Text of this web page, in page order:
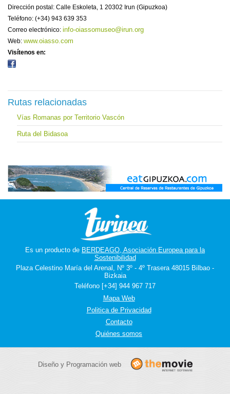
Dirección postal: Calle Eskoleta, 1 20302 Irun (Gipuzkoa)
Teléfono: (+34) 943 639 353
Correo electrónico: info-oiassomuseo@irun.org
Web: www.oiasso.com
Visítenos en:
Rutas relacionadas
Vías Romanas por Territorio Vascón
Ruta del Bidasoa
Es un producto de BERDEAGO, Asociación Europea para la
Sostenibilidad
Plaza Celestino María del Arenal, Nº 3º - 4º Trasera 48015 Bilbao -
Bizkaia
Teléfono [+34] 944 967 717
Mapa Web
Politica de Privacidad
Contacto
Quiénes somos
Diseño y Programación web